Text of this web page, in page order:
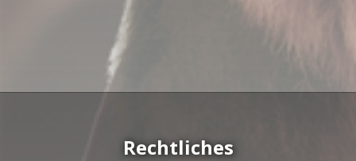
Rechtliches